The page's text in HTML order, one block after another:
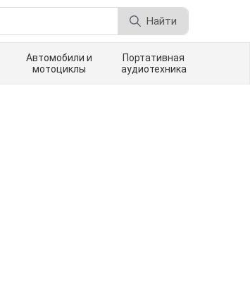
Найти
Автомобили и
мотоциклы
Портативная
аудиотехника